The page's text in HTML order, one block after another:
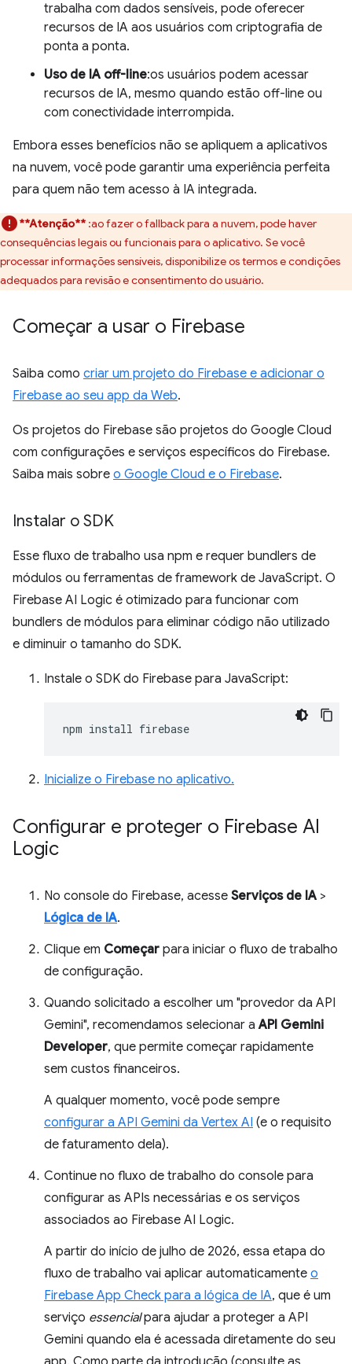
trabalha com dados sensíveis, pode oferecer
recursos de IA aos usuários com criptografia de
ponta a ponta.
Uso de IA off-line:os usuários podem acessar
recursos de IA, mesmo quando estão off-line ou
com conectividade interrompida.
Embora esses benefícios não se apliquem a aplicativos
na nuvem, você pode garantir uma experiência perfeita
para quem não tem acesso à IA integrada.
**Atenção** :ao fazer o fallback para a nuvem, pode haver
consequências legais ou funcionais para o aplicativo. Se você
processar informações sensíveis, disponibilize os termos e condições
adequados para revisão e consentimento do usuário.
Começar a usar o Firebase
Saiba como criar um projeto do Firebase e adicionar o
Firebase ao seu app da Web.
Os projetos do Firebase são projetos do Google Cloud
com configurações e serviços específicos do Firebase.
Saiba mais sobre o Google Cloud e o Firebase.
Instalar o SDK
Esse fluxo de trabalho usa npm e requer bundlers de
módulos ou ferramentas de framework de JavaScript. O
Firebase AI Logic é otimizado para funcionar com
bundlers de módulos para eliminar código não utilizado
e diminuir o tamanho do SDK.
Instale o SDK do Firebase para JavaScript:
npm install
Inicialize o Firebase no aplicativo.
Configurar e proteger o Firebase AI
Logic
No console do Firebase, acesse Serviços de IA >
Lógica de IA.
Clique em Começar para iniciar o fluxo de trabalho
de configuração.
Quando solicitado a escolher um "provedor da API
Gemini", recomendamos selecionar aAPI Gemini
Developer, que permite começar rapidamente
sem custos financeiros.
A qualquer momento, você pode sempre
configurar a API Gemini da Vertex AI (e o requisito
de faturamento dela).
Continue no fluxo de trabalho do console para
configurar as APIs necessárias e os serviços
associados ao Firebase AI Logic.
A partir do início de julho de 2026, essa etapa do
fluxo de trabalho vai aplicar automaticamente o
Firebase App Check para a lógica de IA, que é um
serviço essencialpara ajudar a proteger a API
Gemini quando ela é acessada diretamente do seu